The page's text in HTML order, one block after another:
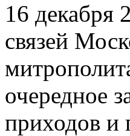
16 декабря
связей
очередное
приходов и